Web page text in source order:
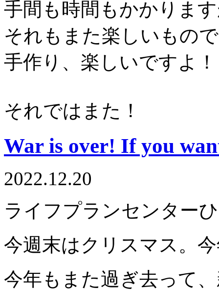
手間も時間もかかりま
それもまた楽しいもの
手作り、楽しいですよ！
それではまた！
War is over! If you
2022.12.20
ライフプランセンター
今週末はクリスマス。
今年もまた過ぎ去って